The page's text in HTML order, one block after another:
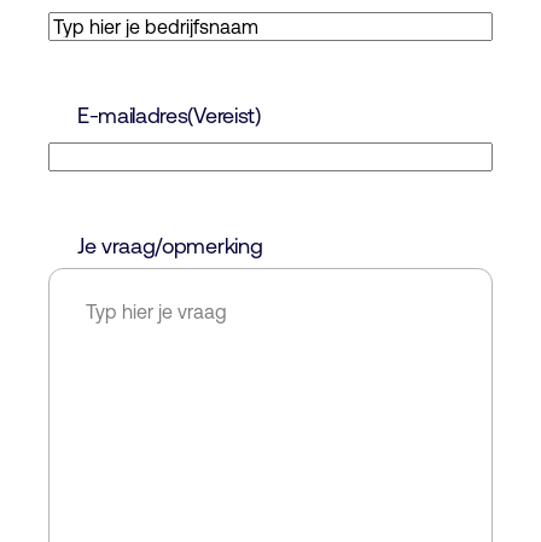
E-mailadres(Vereist)
Je vraag/opmerking